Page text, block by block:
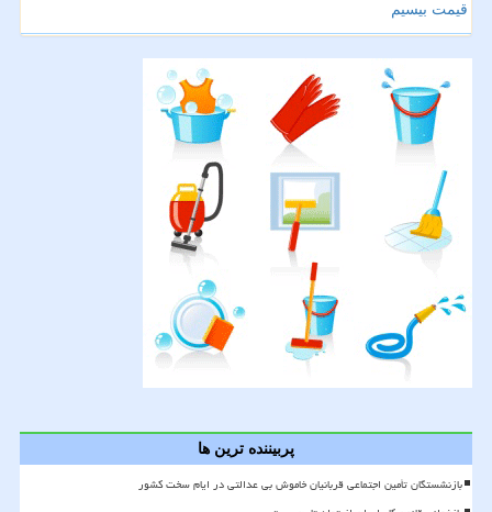
قیمت بیسیم
پربیننده ترین ها
بازنشستگان تأمین اجتماعی قربانیان خاموش بی عدالتی در ایام سخت کشور